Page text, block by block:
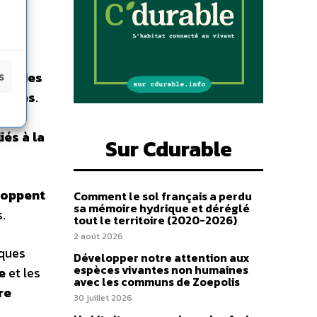
des
.
à la
et les
Sur Cdurable
Comment le sol français a perdu
sa mémoire hydrique et déréglé
tout le territoire (2020-2026)
2 août 2026
Développer notre attention aux
espèces vivantes non humaines
avec les communs de Zoepolis
30 juillet 2026